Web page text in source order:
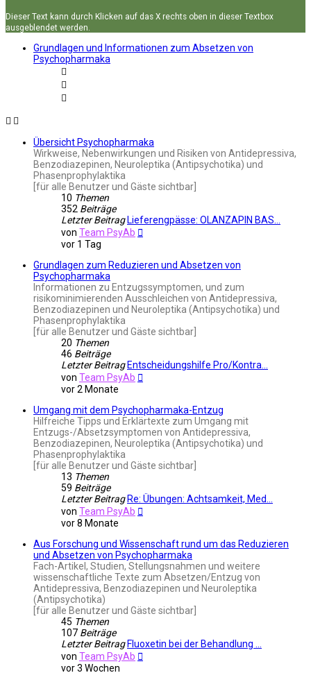
Dieser Text kann durch Klicken auf das X rechts oben in dieser Textbox
ausgeblendet werden.
Grundlagen und Informationen zum Absetzen von
Psychopharmaka
Übersicht Psychopharmaka
Wirkweise, Nebenwirkungen und Risiken von Antidepressiva,
Benzodiazepinen, Neuroleptika (Antipsychotika) und
Phasenprophylaktika
[für alle Benutzer und Gäste sichtbar]
10 Themen
352 Beiträge
Letzter Beitrag Lieferengpässe: OLANZAPIN BAS…
von Team PsyAb
vor 1 Tag
Grundlagen zum Reduzieren und Absetzen von
Psychopharmaka
Informationen zu Entzugssymptomen, und zum
risikominimierenden Ausschleichen von Antidepressiva,
Benzodiazepinen und Neuroleptika (Antipsychotika) und
Phasenprophylaktika
[für alle Benutzer und Gäste sichtbar]
20 Themen
46 Beiträge
Letzter Beitrag Entscheidungshilfe Pro/Kontra…
von Team PsyAb
vor 2 Monate
Umgang mit dem Psychopharmaka-Entzug
Hilfreiche Tipps und Erklärtexte zum Umgang mit
Entzugs-/Absetzsymptomen von Antidepressiva,
Benzodiazepinen, Neuroleptika (Antipsychotika) und
Phasenprophylaktika
[für alle Benutzer und Gäste sichtbar]
13 Themen
59 Beiträge
Letzter Beitrag Re: Übungen: Achtsamkeit, Med…
von Team PsyAb
vor 8 Monate
Aus Forschung und Wissenschaft rund um das Reduzieren
und Absetzen von Psychopharmaka
Fach-Artikel, Studien, Stellungsnahmen und weitere
wissenschaftliche Texte zum Absetzen/Entzug von
Antidepressiva, Benzodiazepinen und Neuroleptika
(Antipsychotika)
[für alle Benutzer und Gäste sichtbar]
45 Themen
107 Beiträge
Letzter Beitrag Fluoxetin bei der Behandlung …
von Team PsyAb
vor 3 Wochen